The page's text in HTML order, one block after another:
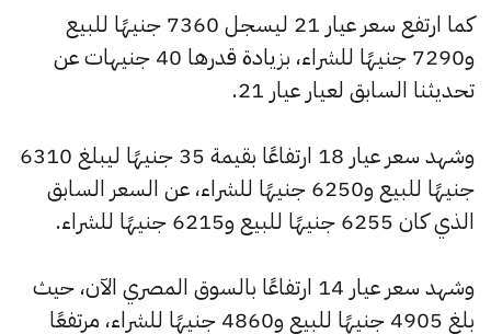
كما ارتفع سعر عيار 21 ليسجل 7360 جنيهًا للبيع
و7290 جنيهًا للشراء، بزيادة قدرها 40 جنيهات عن
تحديثنا السابق لعيار عيار 21.
وشهد سعر عيار 18 ارتفاعًا بقيمة 35 جنيهًا ليبلغ 6310
جنيهًا للبيع و6250 جنيهًا للشراء، عن السعر السابق
الذي كان 6255 جنيهًا للبيع و6215 جنيهًا للشراء.
وشهد سعر عيار 14 ارتفاعًا بالسوق المصري الآن، حيث
بلغ 4905 جنيهًا للبيع و4860 جنيهًا للشراء، مرتفعًا